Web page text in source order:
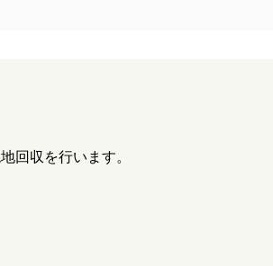
回収を行います。